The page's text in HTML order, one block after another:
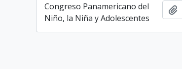
Congreso Panamericano del
Niño, la Niña y Adolescentes